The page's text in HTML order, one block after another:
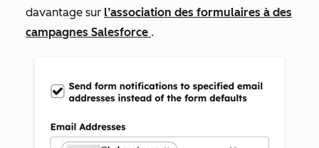
davantage sur l’association des formulaires à des
campagnes Salesforce .